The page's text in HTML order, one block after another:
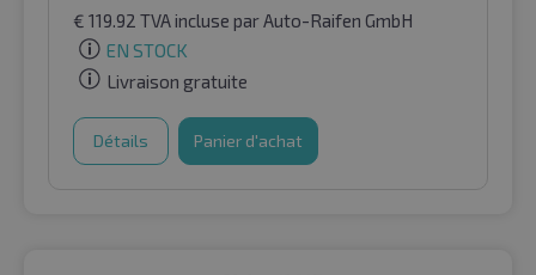
€ 119.92 TVA incluse par Auto-Raifen GmbH
EN STOCK
Livraison gratuite
Détails Panier d'achat